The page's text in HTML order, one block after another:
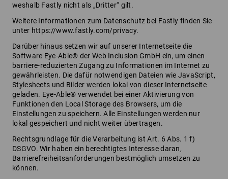
weshalb Fastly nicht als „Dritter“ gilt.
Weitere Informationen zum Datenschutz bei Fastly finden Sie
unter https://www.fastly.com/privacy.
Darüber hinaus setzen wir auf unserer Internetseite die
Software Eye-Able® der Web Inclusion GmbH ein, um einen
barriere-reduzierten Zugang zu Informationen im Internet zu
gewährleisten. Die dafür notwendigen Dateien wie JavaScript,
Stylesheets und Bilder werden lokal von dieser Internetseite
geladen. Eye-Able® verwendet bei einer Aktivierung von
Funktionen den Local Storage des Browsers, um die
Einstellungen zu speichern. Alle Einstellungen werden nur
lokal gespeichert und nicht weiter übertragen.
Rechtsgrundlage für die Verarbeitung ist Art. 6 Abs. 1 f)
DSGVO. Wir haben ein berechtigtes Interesse daran,
Barrierefreiheitsanforderungen bestmöglich umsetzen zu
können.